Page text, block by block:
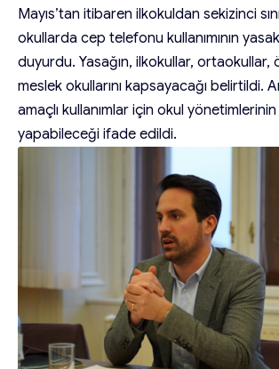
Mayıs’tan itibaren ilkokuldan sekizinci
okullarda cep telefonu kullanımının
duyurdu. Yasağın, ilkokullar, ortaokullar,
meslek okullarını kapsayacağı belirtildi.
amaçlı kullanımlar için okul
yapabileceği ifade edildi.